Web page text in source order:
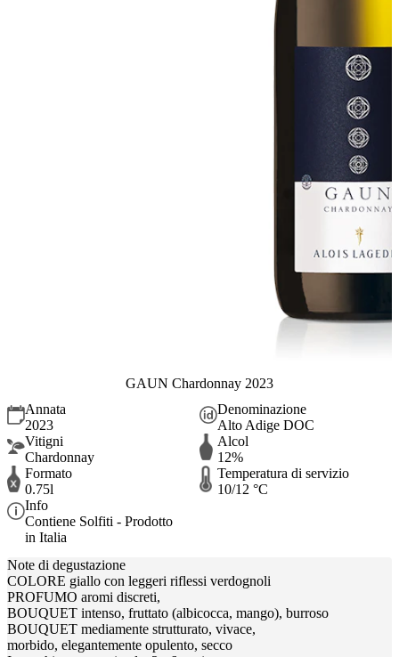
GAUN Chardonnay 2023
Annata
2023
Denominazione
Alto Adige DOC
Vitigni
Chardonnay
Alcol
12%
Formato
0.75l
Temperatura di servizio
10/12 °C
Info
Contiene Solfiti - Prodotto
in Italia
Note di degustazione
COLORE giallo con leggeri riflessi verdognoli
PROFUMO aromi discreti,
BOUQUET intenso, fruttato (albicocca, mango), burroso
BOUQUET mediamente strutturato, vivace,
morbido, elegantemente opulento, secco